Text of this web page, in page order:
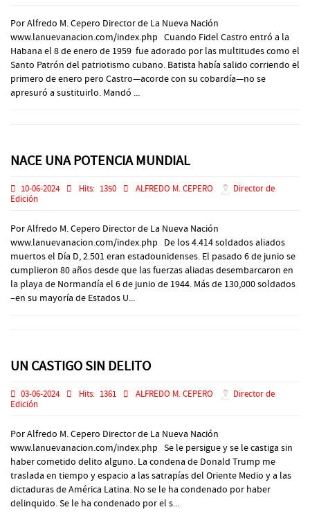
Por Alfredo M. Cepero Director de La Nueva Nación
www.lanuevanacion.com/index.php Cuando Fidel Castro entró a la
Habana el 8 de enero de 1959 fue adorado por las multitudes como el
Santo Patrón del patriotismo cubano. Batista había salido corriendo el
primero de enero pero Castro—acorde con su cobardía—no se
apresuró a sustituirlo. Mandó ...
NACE UNA POTENCIA MUNDIAL
10-06-2024 Hits: 1350 ALFREDO M. CEPERO
Director de
Edición
Por Alfredo M. Cepero Director de La Nueva Nación
www.lanuevanacion.com/index.php De los 4.414 soldados aliados
muertos el Día D, 2.501 eran estadounidenses. El pasado 6 de junio se
cumplieron 80 años desde que las fuerzas aliadas desembarcaron en
la playa de Normandía el 6 de junio de 1944. Más de 130,000 soldados
–en su mayoría de Estados U...
UN CASTIGO SIN DELITO
03-06-2024 Hits: 1361 ALFREDO M. CEPERO
Director de
Edición
Por Alfredo M. Cepero Director de La Nueva Nación
www.lanuevanacion.com/index.php Se le persigue y se le castiga sin
haber cometido delito alguno. La condena de Donald Trump me
traslada en tiempo y espacio a las satrapías del Oriente Medio y a las
dictaduras de América Latina. No se le ha condenado por haber
delinquido. Se le ha condenado por el s...